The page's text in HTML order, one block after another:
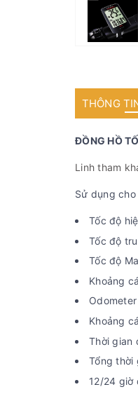
THÔNG
ĐỒNG HỒ
Linh tham
Sử dụng
Tốc độ
Tốc độ
Tốc độ
Khoảng
Odometer
Khoảng
Thời gian
Tổng thời
12/24 giờ